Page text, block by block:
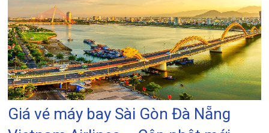
Giá vé máy bay Sài Gòn Đà Nẵng